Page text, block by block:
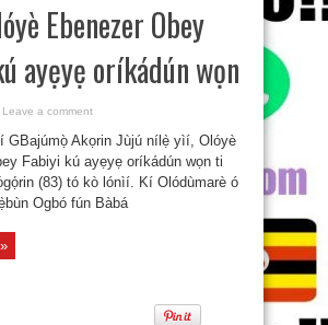
Ebenezer Obey
ayẹyẹ oríkádún wọn
Leave a comment
GBajúmọ̀ Akọrin Jùjú nílẹ̀ yìí, Olóyè
Fabiyi kú ayẹyẹ oríkádún wọn ti
(83) tó kò lónìí. Kí Olódùmarè ó
Ogbó fún Bàbá